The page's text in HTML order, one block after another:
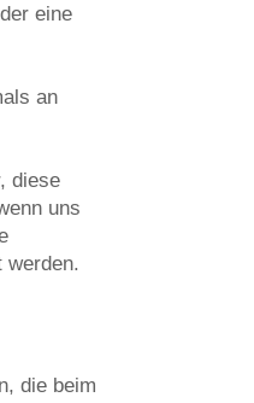
eine
an
diese
uns
werden.
die beim